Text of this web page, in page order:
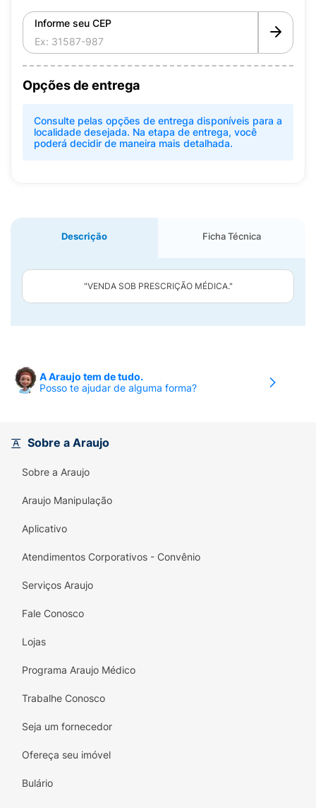
Informe seu CEP
Opções de entrega
Consulte pelas opções de entrega disponíveis para a
localidade desejada. Na etapa de entrega, você
poderá decidir de maneira mais detalhada.
Descrição Ficha Técnica
"VENDA SOB PRESCRIÇÃO MÉDICA."
A Araujo tem de tudo.
Posso te ajudar de alguma forma?
Sobre a Araujo
Sobre a Araujo
Araujo Manipulação
Aplicativo
Atendimentos Corporativos - Convênio
Serviços Araujo
Fale Conosco
Lojas
Programa Araujo Médico
Trabalhe Conosco
Seja um fornecedor
Ofereça seu imóvel
Bulário